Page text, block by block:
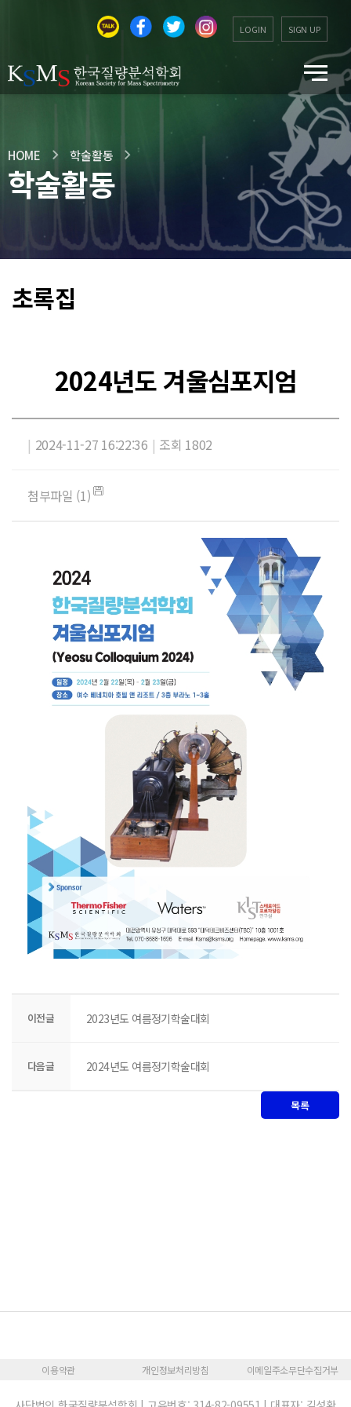
LOGIN SIGN UP
HOME 학술활동
학술활동
초록집
2024년도 겨울심포지엄
| 2024-11-27 16:22:36 | 조회 1802
첨부파일 (1)
이전글 2023년도 여름정기학술대회
다음글 2024년도 여름정기학술대회
목록
이용약관 개인정보처리방침 이메일주소무단수집거부